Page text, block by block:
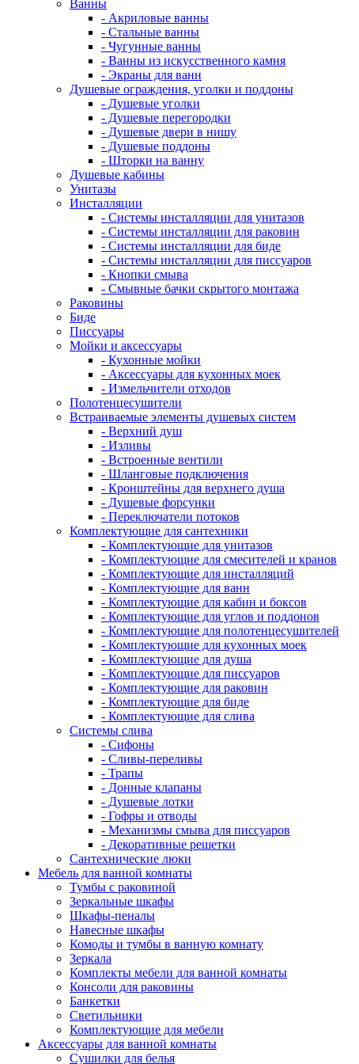
Ванны
- Акриловые ванны
- Стальные ванны
- Чугунные ванны
- Ванны из искусственного камня
- Экраны для ванн
Душевые ограждения, уголки и поддоны
- Душевые уголки
- Душевые перегородки
- Душевые двери в нишу
- Душевые поддоны
- Шторки на ванну
Душевые кабины
Унитазы
Инсталляции
- Системы инсталляции для унитазов
- Системы инсталляции для раковин
- Системы инсталляции для биде
- Системы инсталляции для писсуаров
- Кнопки смыва
- Смывные бачки скрытого монтажа
Раковины
Биде
Писсуары
Мойки и аксессуары
- Кухонные мойки
- Аксессуары для кухонных моек
- Измельчители отходов
Полотенцесушители
Встраиваемые элементы душевых систем
- Верхний душ
- Изливы
- Встроенные вентили
- Шланговые подключения
- Кронштейны для верхнего душа
- Душевые форсунки
- Переключатели потоков
Комплектующие для сантехники
- Комплектующие для унитазов
- Комплектующие для смесителей и кранов
- Комплектующие для инсталляций
- Комплектующие для ванн
- Комплектующие для кабин и боксов
- Комплектующие для углов и поддонов
- Комплектующие для полотенцесушителей
- Комплектующие для кухонных моек
- Комплектующие для душа
- Комплектующие для писсуаров
- Комплектующие для раковин
- Комплектующие для биде
- Комплектующие для слива
Системы слива
- Сифоны
- Сливы-переливы
- Трапы
- Донные клапаны
- Душевые лотки
- Гофры и отводы
- Механизмы смыва для писсуаров
- Декоративные решетки
Сантехнические люки
Мебель для ванной комнаты
Тумбы с раковиной
Зеркальные шкафы
Шкафы-пеналы
Навесные шкафы
Комоды и тумбы в ванную комнату
Зеркала
Комплекты мебели для ванной комнаты
Консоли для раковины
Банкетки
Светильники
Комплектующие для мебели
Аксессуары для ванной комнаты
Сушилки для белья